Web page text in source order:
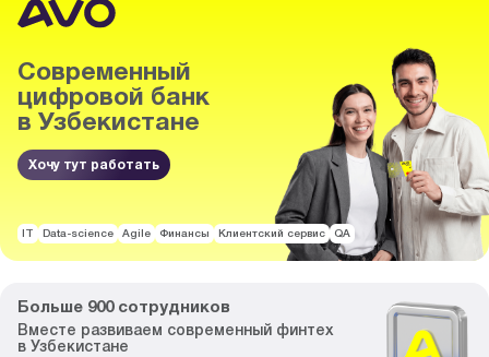
Современный
цифровой банк
в Узбекистане
Хочу тут работать
Data-science Agile Финансы Клиентский сервис QA
Больше 900сотрудников
Вместе развиваем современный финтех
в Узбекистане